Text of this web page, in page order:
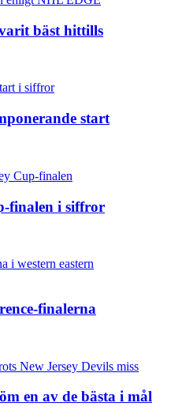
bäst hittills
start
finalen i siffror
finalerna
en av de bästa i mål